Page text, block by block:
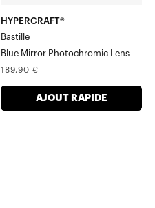
HYPERCRAFT®
Bastille
Blue Mirror Photochromic Lens
Prix
189,90 €
AJOUT RAPIDE